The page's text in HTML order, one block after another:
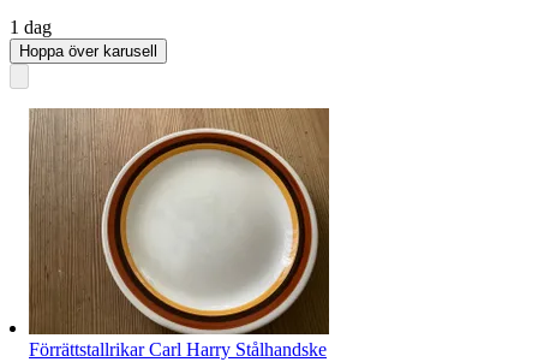
1 dag
Hoppa över karusell
Förrättstallrikar Carl Harry Stålhandske